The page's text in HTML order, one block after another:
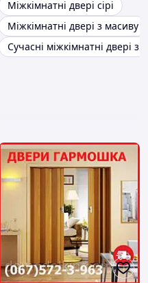
Міжкімнатні двері сірі
Міжкімнатні двері з масиву
Сучасні міжкімнатні двері зі